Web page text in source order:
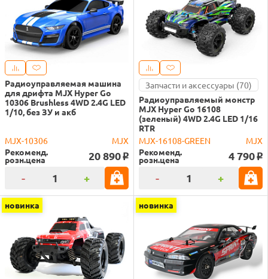
Радиоуправляемая машина
для дрифта MJX Hyper Go
10306 Brushless 4WD 2.4G LED
1/10, без ЗУ и акб
MJX-10306
MJX
Рекоменд.
розн.цена 20 890 o
- +
Запчасти и аксессуары (70)
Радиоуправляемый монстр
MJX Hyper Go 16108
(зеленый) 4WD 2.4G LED 1/16
RTR
MJX-16108-GREEN
MJX
Рекоменд.
розн.цена 4 790 o
- +
новинка новинка